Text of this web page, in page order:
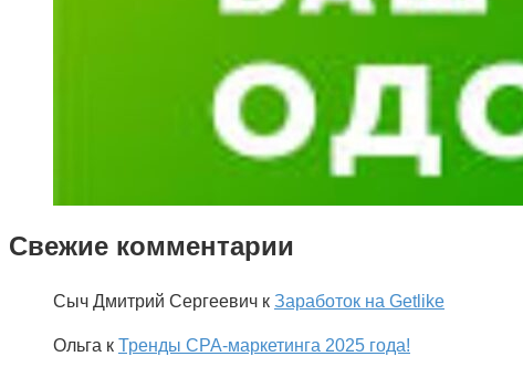
Свежие комментарии
Сыч Дмитрий Сергеевич к Заработок на Getlike
Ольга к Тренды CPA-маркетинга 2025 года!